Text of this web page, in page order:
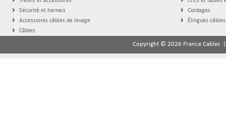
Sécurité et harnais
Accessoires câbles de levage
Câbles
Cordages
Élingues câbles
Copyright © 2026 France